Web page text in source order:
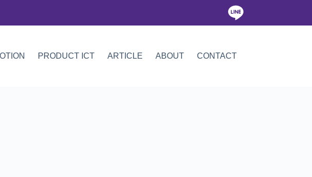
PRODUCT ICT ARTICLE ABOUT CONTACT